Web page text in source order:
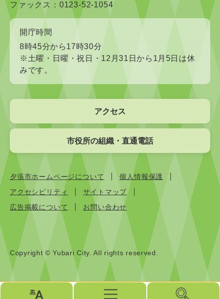
ファックス：0123-52-1054
開庁時間
8時45分から17時30分
※土曜・日曜・祝日・12月31日から1月5日は休
みです。
アクセス
市役所の組織・直通電話
夕張市ホームページについて
個人情報保護
アクセシビリティ
サイトマップ
広告掲載について
お問い合わせ
Copyright © Yubari City. All rights reserved.